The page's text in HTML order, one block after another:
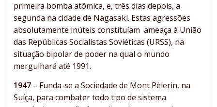
primeira bomba atômica, e, três dias depois, a
segunda na cidade de Nagasaki. Estas agressões
absolutamente inúteis constituíam ameaça à União
das Repúblicas Socialistas Soviéticas (URSS), na
situação bipolar de poder na qual o mundo
mergulhará até 1991.
1947 – Funda-se a Sociedade de Mont Pèlerin, na
Suíça, para combater todo tipo de sistema